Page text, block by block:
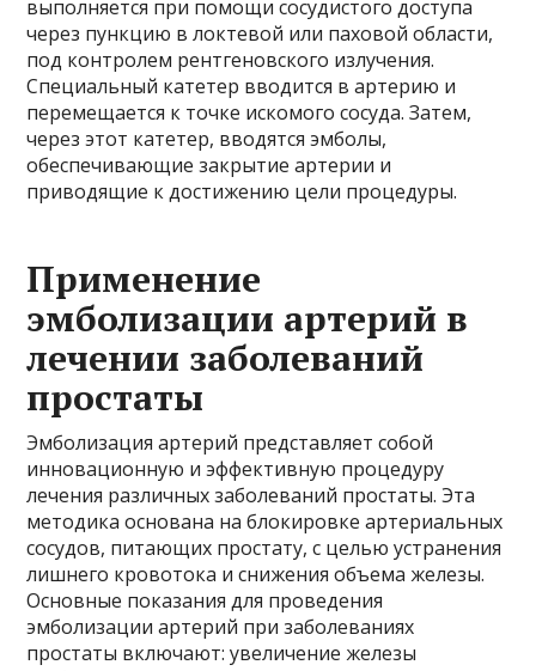
выполняется при помощи сосудистого доступа
через пункцию в локтевой или паховой области,
под контролем рентгеновского излучения.
Специальный катетер вводится в артерию и
перемещается к точке искомого сосуда. Затем,
через этот катетер, вводятся эмболы,
обеспечивающие закрытие артерии и
приводящие к достижению цели процедуры.
Применение
эмболизации артерий в
лечении заболеваний
простаты
Эмболизация артерий представляет собой
инновационную и эффективную процедуру
лечения различных заболеваний простаты. Эта
методика основана на блокировке артериальных
сосудов, питающих простату, с целью устранения
лишнего кровотока и снижения объема железы.
Основные показания для проведения
эмболизации артерий при заболеваниях
простаты включают: увеличение железы